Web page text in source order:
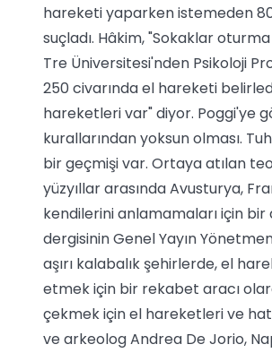
hareketi yaparken istemeden
suçladı. Hâkim, "Sokaklar
Tre Üniversitesi'nden Psikoloji
250 civarında el hareketi
hareketleri var" diyor. Poggi'ye
kurallarından yoksun olması.
bir geçmişi var. Ortaya atılan
yüzyıllar arasında Avusturya,
kendilerini anlamamaları için
dergisinin Genel Yayın
aşırı kalabalık şehirlerde, el
etmek için bir rekabet aracı
çekmek için el hareketleri ve
ve arkeolog Andrea De Jorio,